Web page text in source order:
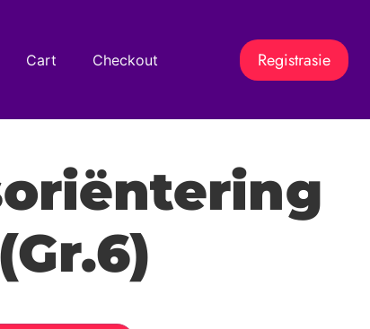
Cart Checkout Registrasie